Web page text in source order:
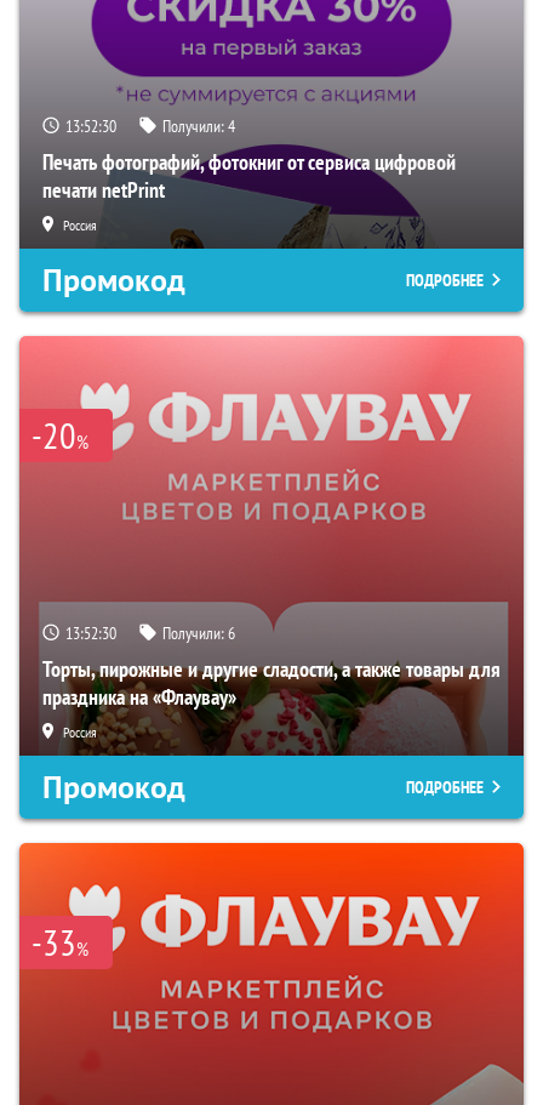
13:52:29 Получили:4
Печать фотографий, фотокниг от сервиса цифровой
печати netPrint
Россия
Промокод ПОДРОБНЕЕ
-20%
13:52:29 Получили:6
Торты, пирожные и другие сладости, а также товары для
праздника на «Флаувау»
Россия
Промокод ПОДРОБНЕЕ
-33%